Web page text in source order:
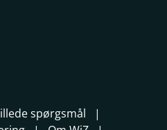
spørgsmål